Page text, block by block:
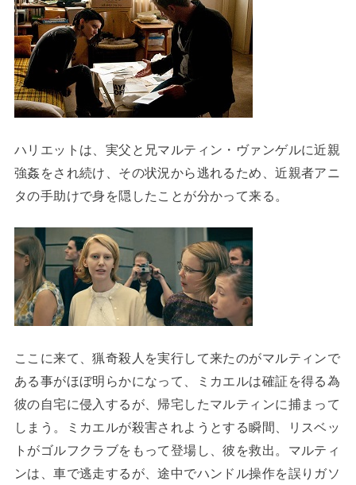
ハリエットは、実父と兄マルティン・ヴァンゲルに近親
強姦をされ続け、その状況から逃れるため、近親者アニ
タの手助けで身を隠したことが分かって来る。
ここに来て、猟奇殺人を実行して来たのがマルティンで
ある事がほぼ明らかになって、ミカエルは確証を得る為
彼の自宅に侵入するが、帰宅したマルティンに捕まって
しまう。ミカエルが殺害されようとする瞬間、リスベッ
トがゴルフクラブをもって登場し、彼を救出。マルティ
ンは、車で逃走するが、途中でハンドル操作を誤りガソ